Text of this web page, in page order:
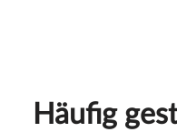
Häufig